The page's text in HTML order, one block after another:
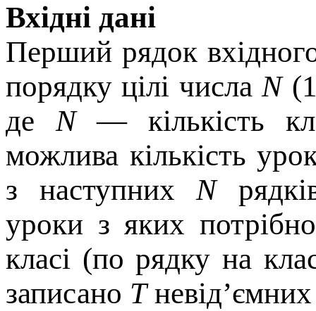
Вхідні дані
Перший рядок
порядку цілі числаN
де N— кількість
можлива кількість
з наступнихN
уроки з яких
класі (по рядку на
записано T